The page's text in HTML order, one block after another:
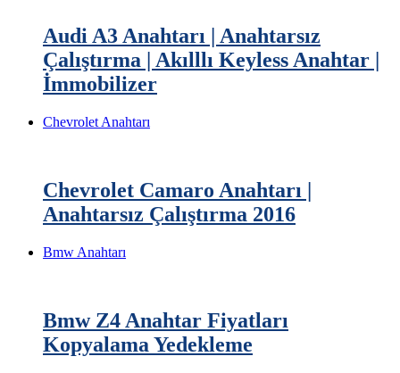
Audi A3 Anahtarı | Anahtarsız
Çalıştırma | Akılllı Keyless Anahtar |
İmmobilizer
Chevrolet Anahtarı
Chevrolet Camaro Anahtarı |
Anahtarsız Çalıştırma 2016
Bmw Anahtarı
Bmw Z4 Anahtar Fiyatları
Kopyalama Yedekleme